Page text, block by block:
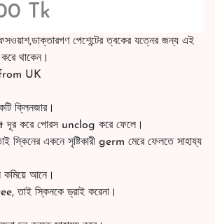
Tk
পেশেন্টের ত্বকের যত্নের জন্য এই
থাকেন।
UK
ক্লিনজার।
দূর করে পোরস unclog করে ফেলে।
স্কিনের একনে সৃষ্টিকারী germ মেরে ফেলতে সাহায্য
আনে।
তাই স্কিনকে ড্রাই করেনা।